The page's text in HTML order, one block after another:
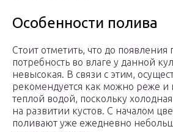
Особенности полива
Стоит отметить, что до появления
потребность во влаге у данной
невысокая. В связи с этим,
рекомендуется как можно реже и
теплой водой, поскольку
на развитии кустов. С началом
поливают уже ежедневно